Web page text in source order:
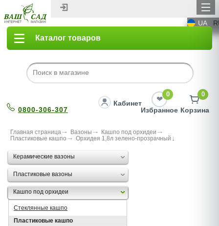
UA
Каталог товаров
0800-306-307
Кабинет
0
Избранное
0
Корзина
Главная страница Вазоны
Кашпо под орхидеи
Пластиковые кашпо
Орхидея 1,8л зелено-прозрачный
Керамические вазоны
Пластиковые вазоны
Кашпо под орхидеи
Стеклянные кашпо
Пластиковые кашпо